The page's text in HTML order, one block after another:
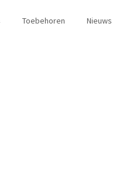
Toebehoren Nieuws